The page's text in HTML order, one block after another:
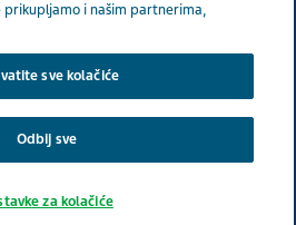
kofein, kodein
prikupljamo i našim partnerima,
sve kolačiće
Odbij sve
za kolačiće